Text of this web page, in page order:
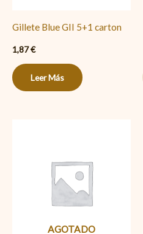
Gillete Blue GII 5+1 carton
1,87€
Leer Más
AGOTADO